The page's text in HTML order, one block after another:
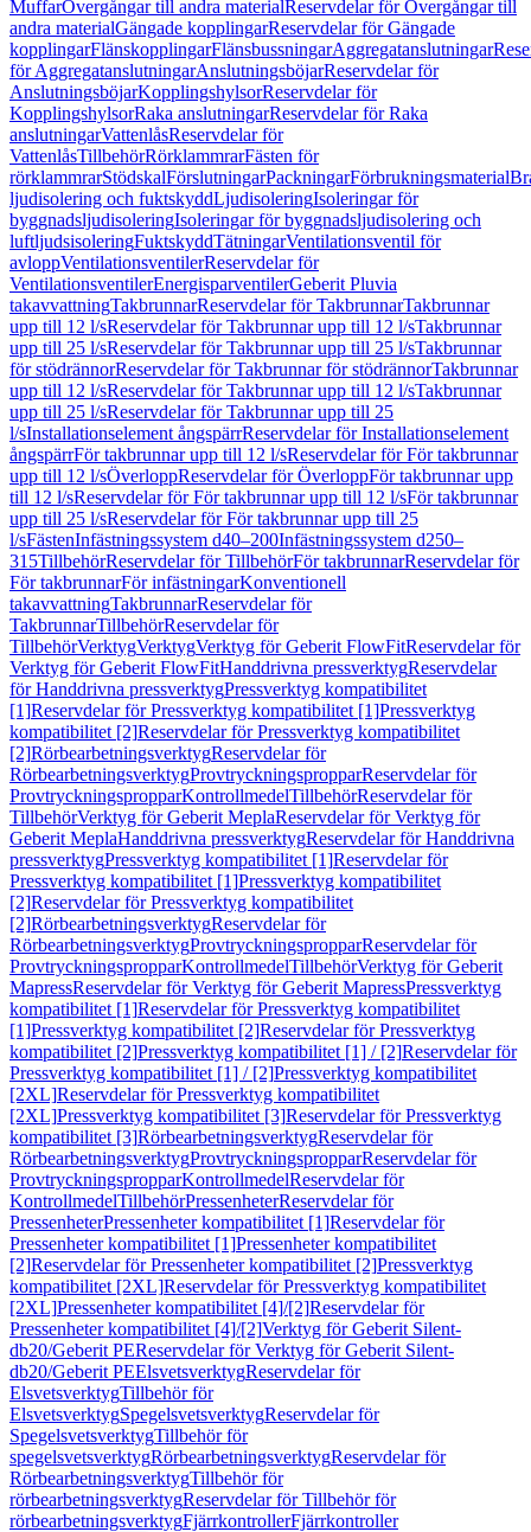
MuffarÖvergångar till andra materialReservdelar för Övergångar till
andra materialGängade kopplingarReservdelar för Gängade
kopplingarFlänskopplingarFlänsbussningarAggregatanslutningar
för AggregatanslutningarAnslutningsböjarReservdelar för
AnslutningsböjarKopplingshylsorReservdelar för
KopplingshylsorRaka anslutningarReservdelar för Raka
anslutningarVattenlåsReservdelar för
VattenlåsTillbehörRörklammrarFästen för
rörklammrarStödskalFörslutningarPackningarFörbrukningsmaterial
ljudisolering och fuktskyddLjudisoleringIsoleringar för
byggnadsljudisoleringIsoleringar för byggnadsljudisolering och
luftljudsisoleringFuktskyddTätningarVentilationsventil för
avloppVentilationsventilerReservdelar för
VentilationsventilerEnergisparventilerGeberit Pluvia
takavvattningTakbrunnarReservdelar för TakbrunnarTakbrunnar
upp till 12 l/sReservdelar för Takbrunnar upp till 12 l/sTakbrunnar
upp till 25 l/sReservdelar för Takbrunnar upp till 25 l/sTakbrunnar
för stödrännorReservdelar för Takbrunnar för stödrännorTakbrunnar
upp till 12 l/sReservdelar för Takbrunnar upp till 12 l/sTakbrunnar
upp till 25 l/sReservdelar för Takbrunnar upp till 25
l/sInstallationselement ångspärrReservdelar för Installationselement
ångspärrFör takbrunnar upp till 12 l/sReservdelar för För takbrunnar
upp till 12 l/sÖverloppReservdelar för ÖverloppFör takbrunnar upp
till 12 l/sReservdelar för För takbrunnar upp till 12 l/sFör takbrunnar
upp till 25 l/sReservdelar för För takbrunnar upp till 25
l/sFästenInfästningssystem d40–200Infästningssystem d250–
315TillbehörReservdelar för TillbehörFör takbrunnarReservdelar för
För takbrunnarFör infästningarKonventionell
takavvattningTakbrunnarReservdelar för
TakbrunnarTillbehörReservdelar för
TillbehörVerktygVerktygVerktyg för Geberit FlowFitReservdelar för
Verktyg för Geberit FlowFitHanddrivna pressverktygReservdelar
för Handdrivna pressverktygPressverktyg kompatibilitet
[1]Reservdelar för Pressverktyg kompatibilitet [1]Pressverktyg
kompatibilitet [2]Reservdelar för Pressverktyg kompatibilitet
[2]RörbearbetningsverktygReservdelar för
RörbearbetningsverktygProvtryckningspropparReservdelar för
ProvtryckningspropparKontrollmedelTillbehörReservdelar för
TillbehörVerktyg för Geberit MeplaReservdelar för Verktyg för
Geberit MeplaHanddrivna pressverktygReservdelar för Handdrivna
pressverktygPressverktyg kompatibilitet [1]Reservdelar för
Pressverktyg kompatibilitet [1]Pressverktyg kompatibilitet
[2]Reservdelar för Pressverktyg kompatibilitet
[2]RörbearbetningsverktygReservdelar för
RörbearbetningsverktygProvtryckningspropparReservdelar för
ProvtryckningspropparKontrollmedelTillbehörVerktyg för Geberit
MapressReservdelar för Verktyg för Geberit MapressPressverktyg
kompatibilitet [1]Reservdelar för Pressverktyg kompatibilitet
[1]Pressverktyg kompatibilitet [2]Reservdelar för Pressverktyg
kompatibilitet [2]Pressverktyg kompatibilitet [1] / [2]Reservdelar för
Pressverktyg kompatibilitet [1] / [2]Pressverktyg kompatibilitet
[2XL]Reservdelar för Pressverktyg kompatibilitet
[2XL]Pressverktyg kompatibilitet [3]Reservdelar för Pressverktyg
kompatibilitet [3]RörbearbetningsverktygReservdelar för
RörbearbetningsverktygProvtryckningspropparReservdelar för
ProvtryckningspropparKontrollmedelReservdelar för
KontrollmedelTillbehörPressenheterReservdelar för
PressenheterPressenheter kompatibilitet [1]Reservdelar för
Pressenheter kompatibilitet [1]Pressenheter kompatibilitet
[2]Reservdelar för Pressenheter kompatibilitet [2]Pressverktyg
kompatibilitet [2XL]Reservdelar för Pressverktyg kompatibilitet
[2XL]Pressenheter kompatibilitet [4]/[2]Reservdelar för
Pressenheter kompatibilitet [4]/[2]Verktyg för Geberit Silent-
db20/Geberit PEReservdelar för Verktyg för Geberit Silent-
db20/Geberit PEElsvetsverktygReservdelar för
ElsvetsverktygTillbehör för
ElsvetsverktygSpegelsvetsverktygReservdelar för
SpegelsvetsverktygTillbehör för
spegelsvetsverktygRörbearbetningsverktygReservdelar för
RörbearbetningsverktygTillbehör för
rörbearbetningsverktygReservdelar för Tillbehör för
rörbearbetningsverktygFjärrkontrollerFjärrkontroller